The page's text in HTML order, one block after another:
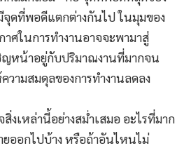
จุดที่พอดีแตกต่างกันไป ในมุมของ
าศในการทำงานอาจจะพามาสู่
ญหน้าอยู่กับปริมาณงานที่มากจน
วามสมดุลของการทำงานลดลง
งเหล่านี้อย่างสม่ำเสมอ อะไรที่มาก
ออกไปบ้าง หรือถ้าอันไหนไม่